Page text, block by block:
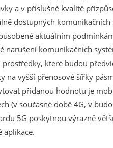
a v příslušné kvalitě
dostupných
aktuálním
narušení komunikačních
které budou
na vyšší přenosové šířky
přidanou hodnotu je
(v současné době 4G, v
5G poskytnou výrazně
aplikace.